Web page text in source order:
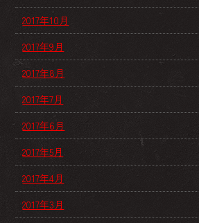
2017年10月
2017年9月
2017年8月
2017年7月
2017年6月
2017年5月
2017年4月
2017年3月